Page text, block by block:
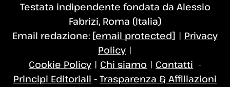
Testata indipendente fondata da Alessio
Fabrizi, Roma (Italia)
Email redazione: [email protected] | Privacy
Policy |
Cookie Policy | Chi siamo | Contatti -
Principi Editoriali - Trasparenza & Affiliazioni